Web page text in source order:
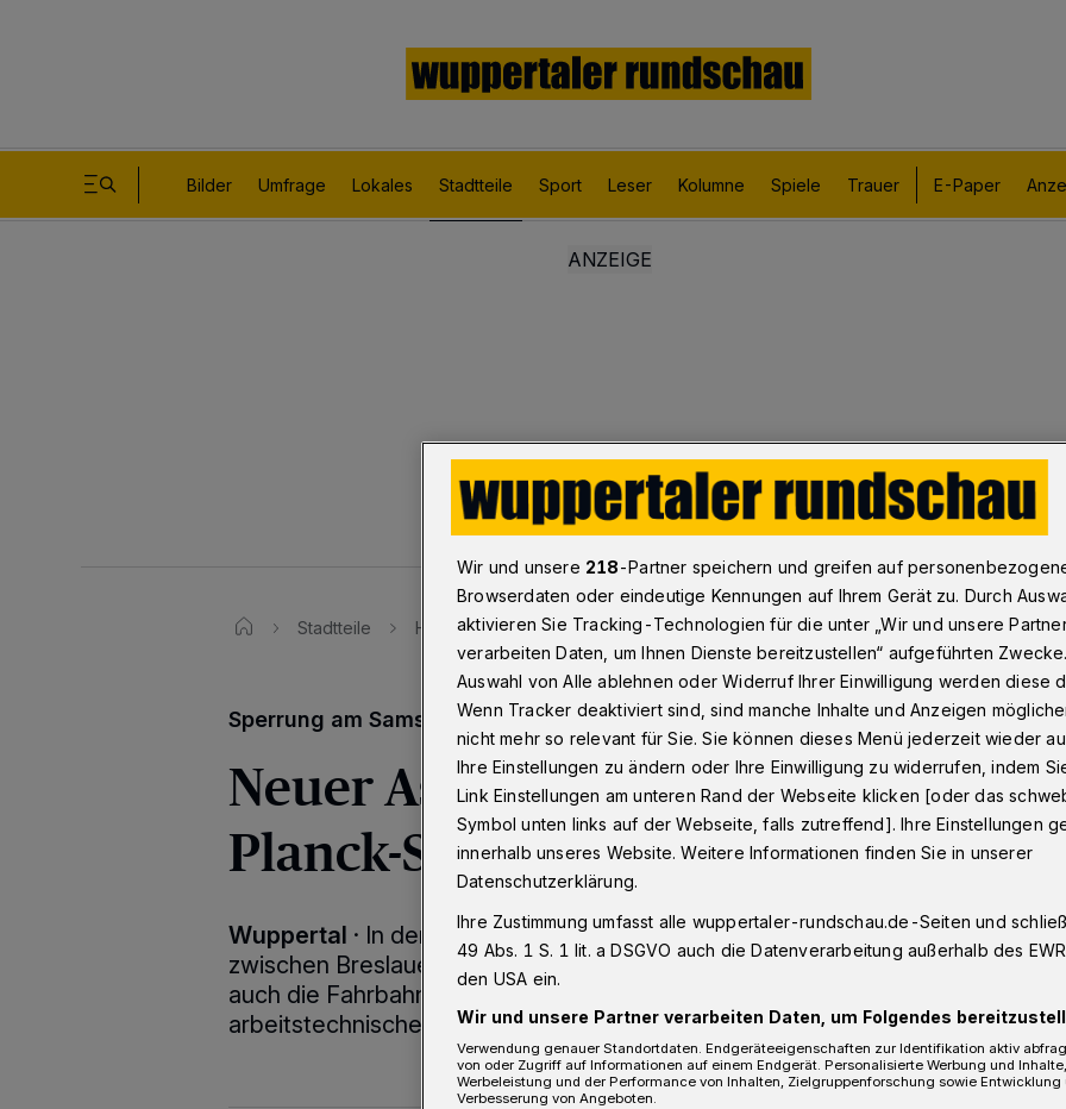
Bilder Umfrage Lokales Stadtteile Sport Leser Kolumne Spiele Trauer E-Paper
Stadtteile Heckinghausen - Oberbarmen Neuer Aphalt für die Max-Planck-Straße​ in
Sperrung am Samstag
Neuer Asphalt für die Max-
Planck-Straße
Wuppertal · In der Max-Planck-Straße wird momentan der Gehweg
zwischen Breslauer Straße bis Hausnummer 15 saniert. Nun wird
auch die Fahrbahn neu asphaltiert, daher muss dieser Bereich aus
arbeitstechnischen Gründen für einen Tag gesperrt werden.
Wir und unsere 218-Partner speichern und greifen auf
Browserdaten oder eindeutige Kennungen auf Ihrem Gerät zu. Durch
aktivieren Sie Tracking-Technologien für die unter „Wir und unsere
verarbeiten Daten, um Ihnen Dienste bereitzustellen“ aufgeführten
Auswahl von Alle ablehnen oder Widerruf Ihrer Einwilligung werden diese
Wenn Tracker deaktiviert sind, sind manche Inhalte und Anzeigen
nicht mehr so relevant für Sie. Sie können dieses Menü jederzeit wieder
Ihre Einstellungen zu ändern oder Ihre Einwilligung zu widerrufen, indem
Link Einstellungen am unteren Rand der Webseite klicken [oder das
Symbol unten links auf der Webseite, falls zutreffend]. Ihre Einstellungen
innerhalb unseres Website. Weitere Informationen finden Sie in unserer
Datenschutzerklärung.
Ihre Zustimmung umfasst alle wuppertaler-rundschau.de-Seiten und
49 Abs. 1 S. 1 lit. a DSGVO auch die Datenverarbeitung außerhalb des
den USA ein.
Wir und unsere Partner verarbeiten Daten, um Folgendes
Verwendung genauer Standortdaten. Endgeräteeigenschaften zur Identifikation aktiv
von oder Zugriff auf Informationen auf einem Endgerät. Personalisierte Werbung und
Werbeleistung und der Performance von Inhalten, Zielgruppenforschung sowie Entwicklung
Verbesserung von Angeboten.